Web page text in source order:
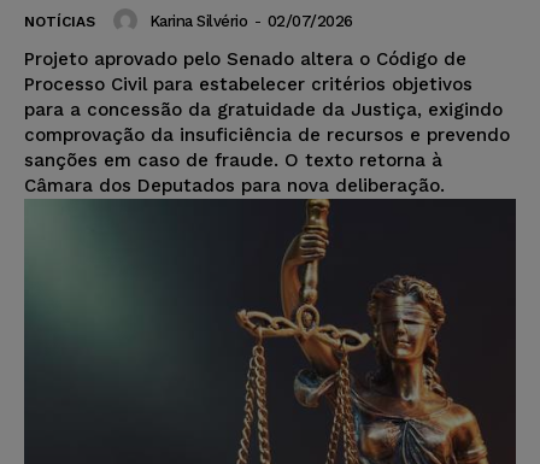
NOTÍCIAS Karina Silvério - 02/07/2026
Projeto aprovado pelo Senado altera o Código de
Processo Civil para estabelecer critérios objetivos
para a concessão da gratuidade da Justiça, exigindo
comprovação da insuficiência de recursos e prevendo
sanções em caso de fraude. O texto retorna à
Câmara dos Deputados para nova deliberação.